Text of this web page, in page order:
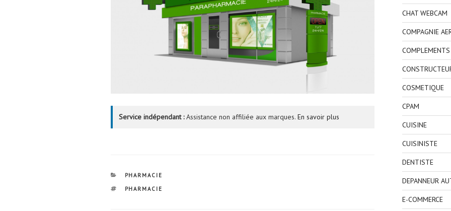
Service indépendant :Assistance non affiliée aux marques. En savoir plus
CATÉGORIES
PHARMACIE
ÉTIQUETTES
PHARMACIE
CHAT WEBCAM
COMPAGNIE
COSMETIQUE
CPAM
CUISINE
CUISINISTE
DENTISTE
DEPANNEUR
E-COMMERCE